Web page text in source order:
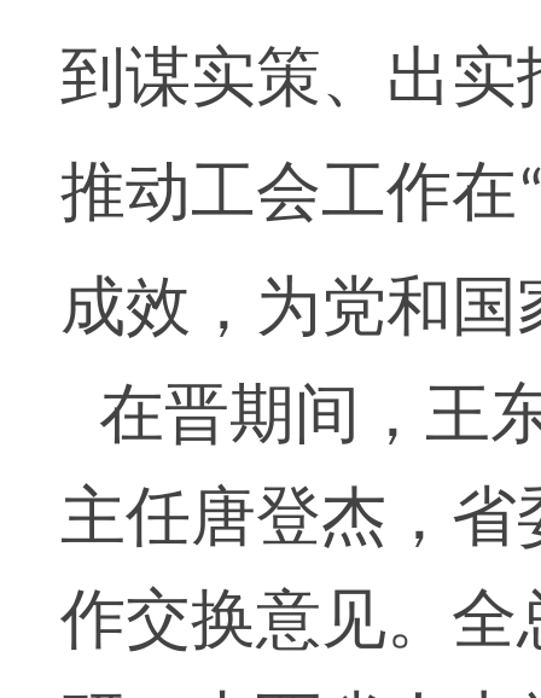
到谋实策、出
推动工会工作在
成效，为党和
在晋期间，王
主任唐登杰，
作交换意见。